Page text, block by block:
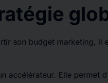
son budget marketing, il
accélérateur. Elle permet